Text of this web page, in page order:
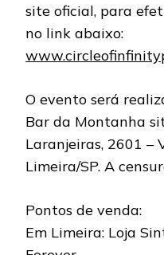
site oficial, para
no link abaixo:
O evento será
Bar da Montanha
Laranjeiras, 2601 –
Limeira/SP. A
Pontos de venda:
Em Limeira: Loja